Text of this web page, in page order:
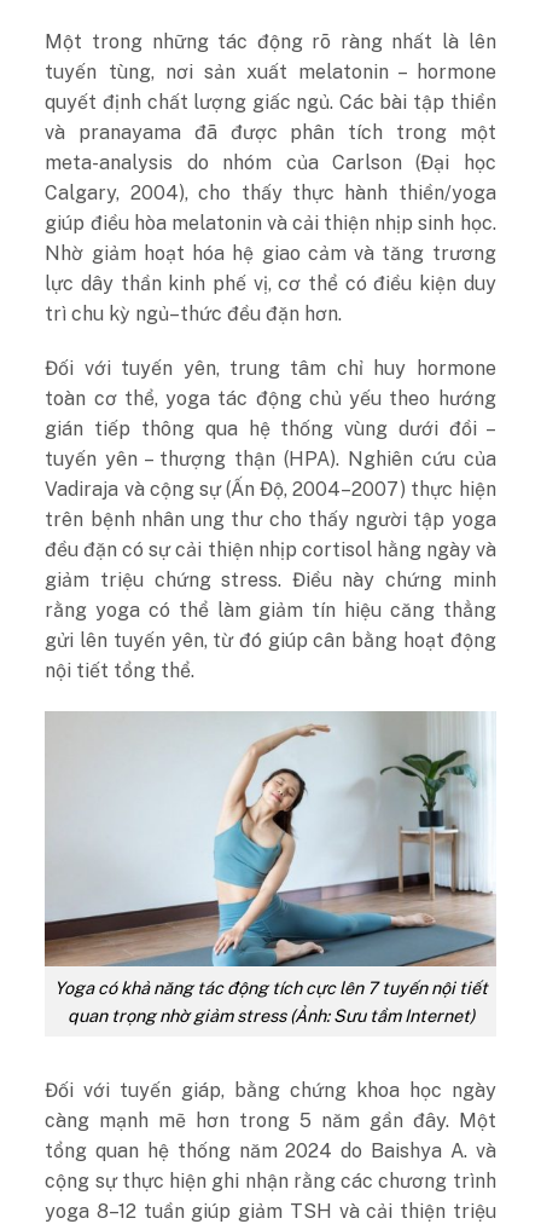
Một trong những tác động rõ ràng nhất là lên
tuyến tùng, nơi sản xuất melatonin – hormone
quyết định chất lượng giấc ngủ. Các bài tập thiền
và pranayama đã được phân tích trong một
meta-analysis do nhóm của Carlson (Đại học
Calgary, 2004), cho thấy thực hành thiền/yoga
giúp điều hòa melatonin và cải thiện nhịp sinh học.
Nhờ giảm hoạt hóa hệ giao cảm và tăng trương
lực dây thần kinh phế vị, cơ thể có điều kiện duy
trì chu kỳ ngủ–thức đều đặn hơn.
Đối với tuyến yên, trung tâm chỉ huy hormone
toàn cơ thể, yoga tác động chủ yếu theo hướng
gián tiếp thông qua hệ thống vùng dưới đồi –
tuyến yên – thượng thận (HPA). Nghiên cứu của
Vadiraja và cộng sự (Ấn Độ, 2004–2007) thực hiện
trên bệnh nhân ung thư cho thấy người tập yoga
đều đặn có sự cải thiện nhịp cortisol hằng ngày và
giảm triệu chứng stress. Điều này chứng minh
rằng yoga có thể làm giảm tín hiệu căng thẳng
gửi lên tuyến yên, từ đó giúp cân bằng hoạt động
nội tiết tổng thể.
Yoga có khả năng tác động tích cực lên 7 tuyến nội tiết
quan trọng nhờ giảm stress (Ảnh: Sưu tầm Internet)
Đối với tuyến giáp, bằng chứng khoa học ngày
càng mạnh mẽ hơn trong 5 năm gần đây. Một
tổng quan hệ thống năm 2024 do Baishya A. và
cộng sự thực hiện ghi nhận rằng các chương trình
yoga 8–12 tuần giúp giảm TSH và cải thiện triệu